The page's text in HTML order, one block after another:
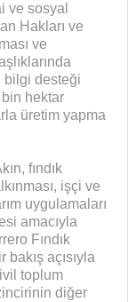
ve sosyal
Hakları ve
ve
bilgi desteği
bin hektar
üretim yapma
fındık
işçi ve
uygulamaları
amacıyla
Fındık
açısıyla
toplum
diğer